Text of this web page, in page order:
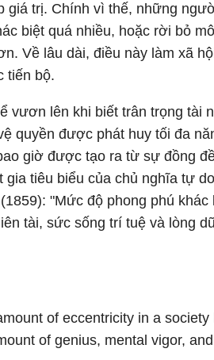
giá trị. Chính vì thế, những
biệt quá nhiều, hoặc rời bỏ
Về lâu dài, điều này làm xã
tiến bộ.
vươn lên khi biết trân trọng tài
quyền được phát huy tối đa
giờ được tạo ra từ sự đồng
gia tiêu biểu của chủ nghĩa tự
"Mức độ phong phú
tài, sức sống trí tuệ và lòng
of eccentricity in a
of genius, mental vigor,